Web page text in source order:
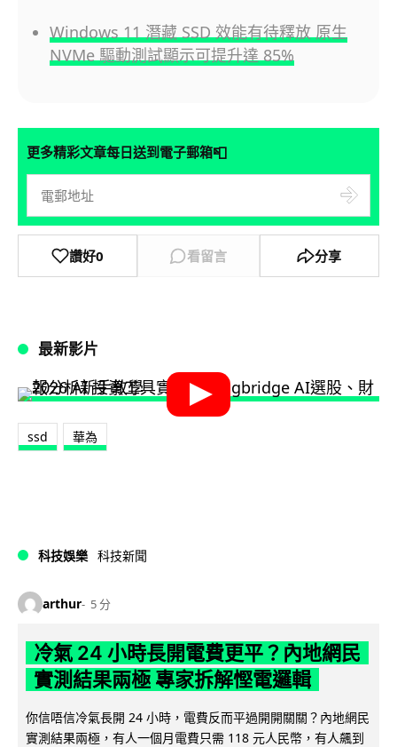
Windows 11 潛藏 SSD 效能有待釋放 原生
NVMe 驅動測試顯示可提升達 85%
更多精彩文章每日送到電子郵箱📮
讚好0 看留言 分享
最新影片
ssd 華為
科技娛樂 科技新聞
arthur 5 分
冷氣 24 小時長開電費更平？內地網民
實測結果兩極 專家拆解慳電邏輯
你信唔信冷氣長開 24 小時，電費反而平過開開關關？內地網民
實測結果兩極，有人一個月電費只需 118 元人民幣，有人飆到